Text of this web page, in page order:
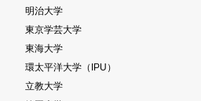
明治大学
東京学芸大学
東海大学
環太平洋大学（IPU）
立教大学